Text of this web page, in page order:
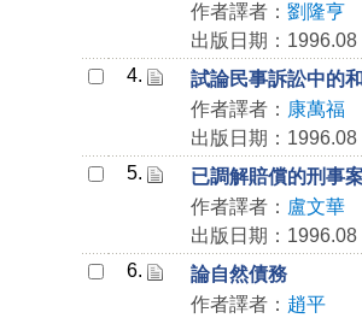
作者譯者： 劉隆亨
出版日期：1996.08
4.
試論民事訴訟中的
作者譯者： 康萬福
出版日期：1996.08
5.
已調解賠償的刑事
作者譯者： 盧文華
出版日期：1996.08
6.
論自然債務
作者譯者： 趙平